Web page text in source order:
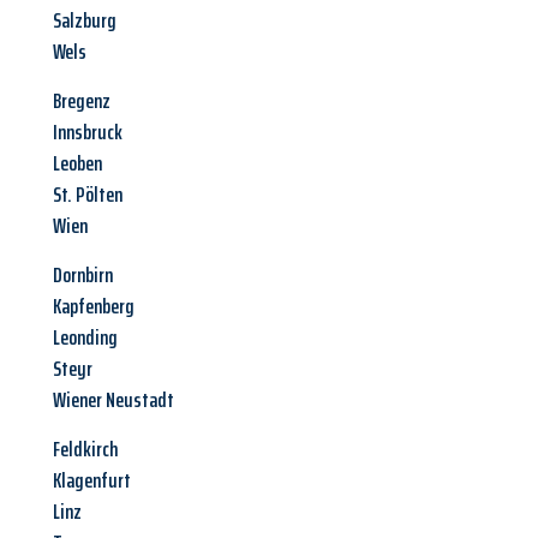
Salzburg
Wels
Bregenz
Innsbruck
Leoben
St. Pölten
Wien
Dornbirn
Kapfenberg
Leonding
Steyr
Wiener Neustadt
Feldkirch
Klagenfurt
Linz